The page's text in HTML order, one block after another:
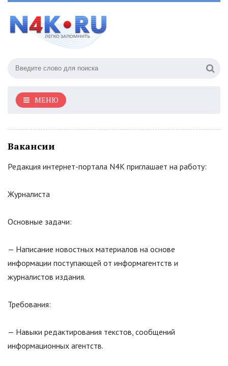
МЕНЮ
Вакансии
Редакция интернет-портала N4K приглашает на работу:
Журналиста
Основные задачи:
— Написание новостных материалов на основе
информации поступающей от информагентств и
журналистов издания.
Требования:
— Навыки редактирования текстов, сообщений
информационных агентств.